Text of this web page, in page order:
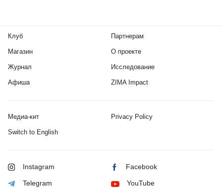
Клуб
Магазин
Журнал
Афиша
Партнерам
О проекте
Исследование
ZIMA Impact
Медиа-кит Privacy Policy
Switch to English
Instagram Facebook
Telegram YouTube